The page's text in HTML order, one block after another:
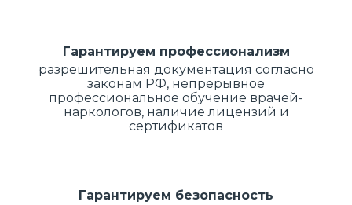
Гарантируем профессионализм
разрешительная документация согласно
законам РФ, непрерывное
профессиональное обучение врачей-
наркологов, наличие лицензий и
сертификатов
Гарантируем безопасность